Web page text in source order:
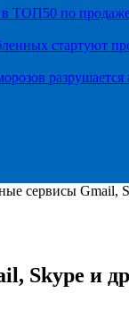
в ТОП50 по
стартуют
разрушается
сервисы Gmail,
Skype и